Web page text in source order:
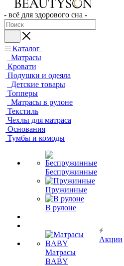
- всё для здорового сна -
Каталог
Матрасы
Кровати
Подушки и одеяла
Детские товары
Топперы
Матрасы в рулоне
Текстиль
Чехлы для матраса
Основания
Тумбы и комоды
Беспружинные
Пружинные
В рулоне
Матрасы
BABY
Акции